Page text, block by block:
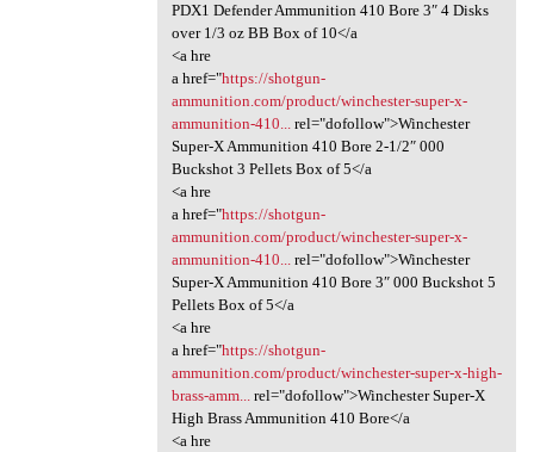
PDX1 Defender Ammunition 410 Bore 3″ 4 Disks
over 1/3 oz BB Box of 10</a
<a hre
a href="https://shotgun-
ammunition.com/product/winchester-super-x-
ammunition-410...rel="dofollow">Winchester
Super-X Ammunition 410 Bore 2-1/2″ 000
Buckshot 3 Pellets Box of 5</a
<a hre
a href="https://shotgun-
ammunition.com/product/winchester-super-x-
ammunition-410...rel="dofollow">Winchester
Super-X Ammunition 410 Bore 3″ 000 Buckshot 5
Pellets Box of 5</a
<a hre
a href="https://shotgun-
ammunition.com/product/winchester-super-x-high-
brass-amm...rel="dofollow">Winchester Super-X
High Brass Ammunition 410 Bore</a
<a hre